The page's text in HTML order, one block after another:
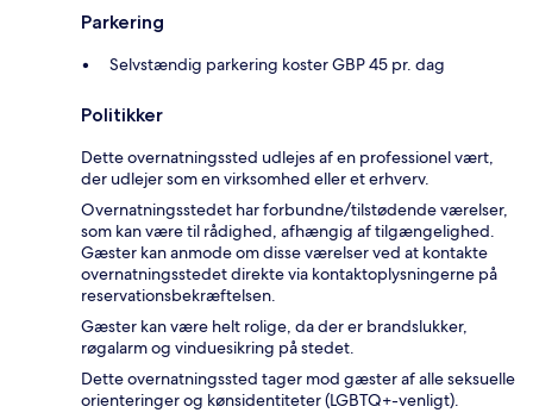
Parkering
Selvstændig parkering koster GBP 45 pr. dag
Politikker
Dette overnatningssted udlejes af en professionel vært,
der udlejer som en virksomhed eller et erhverv.
Overnatningsstedet har forbundne/tilstødende værelser,
som kan være til rådighed, afhængig af tilgængelighed.
Gæster kan anmode om disse værelser ved at kontakte
overnatningsstedet direkte via kontaktoplysningerne på
reservationsbekræftelsen.
Gæster kan være helt rolige, da der er brandslukker,
røgalarm og vinduesikring på stedet.
Dette overnatningssted tager mod gæster af alle seksuelle
orienteringer og kønsidentiteter (LGBTQ+-venligt).